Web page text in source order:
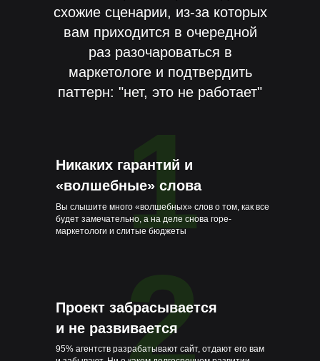
2
1
Вы слышите много «волшебных» слов о том, как все
будет замечательно, а на деле снова горе-
маркетологи и слитые бюджеты
95% агентств разрабатывают сайт, отдают его вам
Никаких гарантий и
«волшебные» слова
Проект забрасывается
и не развивается
схожие сценарии, из-за которых
вам приходится в очередной
раз разочароваться в
маркетологе и подтвердить
паттерн: "нет, это не работает"